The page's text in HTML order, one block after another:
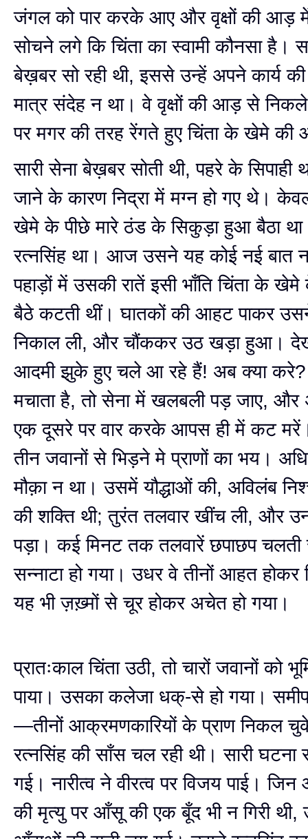
जंगल को पार करके आए और वृक्षों की आड़
सोचने लगे कि चिंता का स्वामी कौनसा है।
बेख़बर सो रही थी, इससे उन्हें अपने कार्य की
मात्र संदेह न था। वे वृक्षों की आड़ से
पर मगर की तरह रेंगते हुए चिंता के खेमे
सारी सेना बेख़बर सोती थी, पहरे के
जाने के कारण निद्रा में मग्न हो गए थे।
खेमे के पीछे मारे ठंड के सिकुड़ा हुआ बैठा
रत्नसिंह था। आज उसने यह कोई नई बात
पहाड़ों में उसकी रातें इसी भाँति चिंता के
बैठे कटती थीं। घातकों की आहट पाकर
निकाल ली, और चौंककर उठ खड़ा हुआ।
आदमी झुके हुए चले आ रहे हैं! अब क्या करे?
मचाता है, तो सेना में खलबली पड़ जाए, और
एक दूसरे पर वार करके आपस ही में कट
तीन जवानों से भिड़ने मे प्राणों का भय।
मौक़ा न था। उसमें यौद्धाओं की, अविलंब
की शक्ति थी; तुरंत तलवार खींच ली, और
पड़ा। कई मिनट तक तलवारें छपाछप चलती
सन्नाटा हो गया। उधर वे तीनों आहत होकर
यह भी ज़ख़्मों से चूर होकर अचेत हो गया।
प्रातःकाल चिंता उठी, तो चारों जवानों को
पाया। उसका कलेजा धक्-से हो गया।
—तीनों आक्रमणकारियों के प्राण निकल
रत्नसिंह की साँस चल रही थी। सारी
गई। नारीत्व ने वीरत्व पर विजय पाई।
की मृत्यु पर आँसू की एक बूँद भी न गिरी थी,